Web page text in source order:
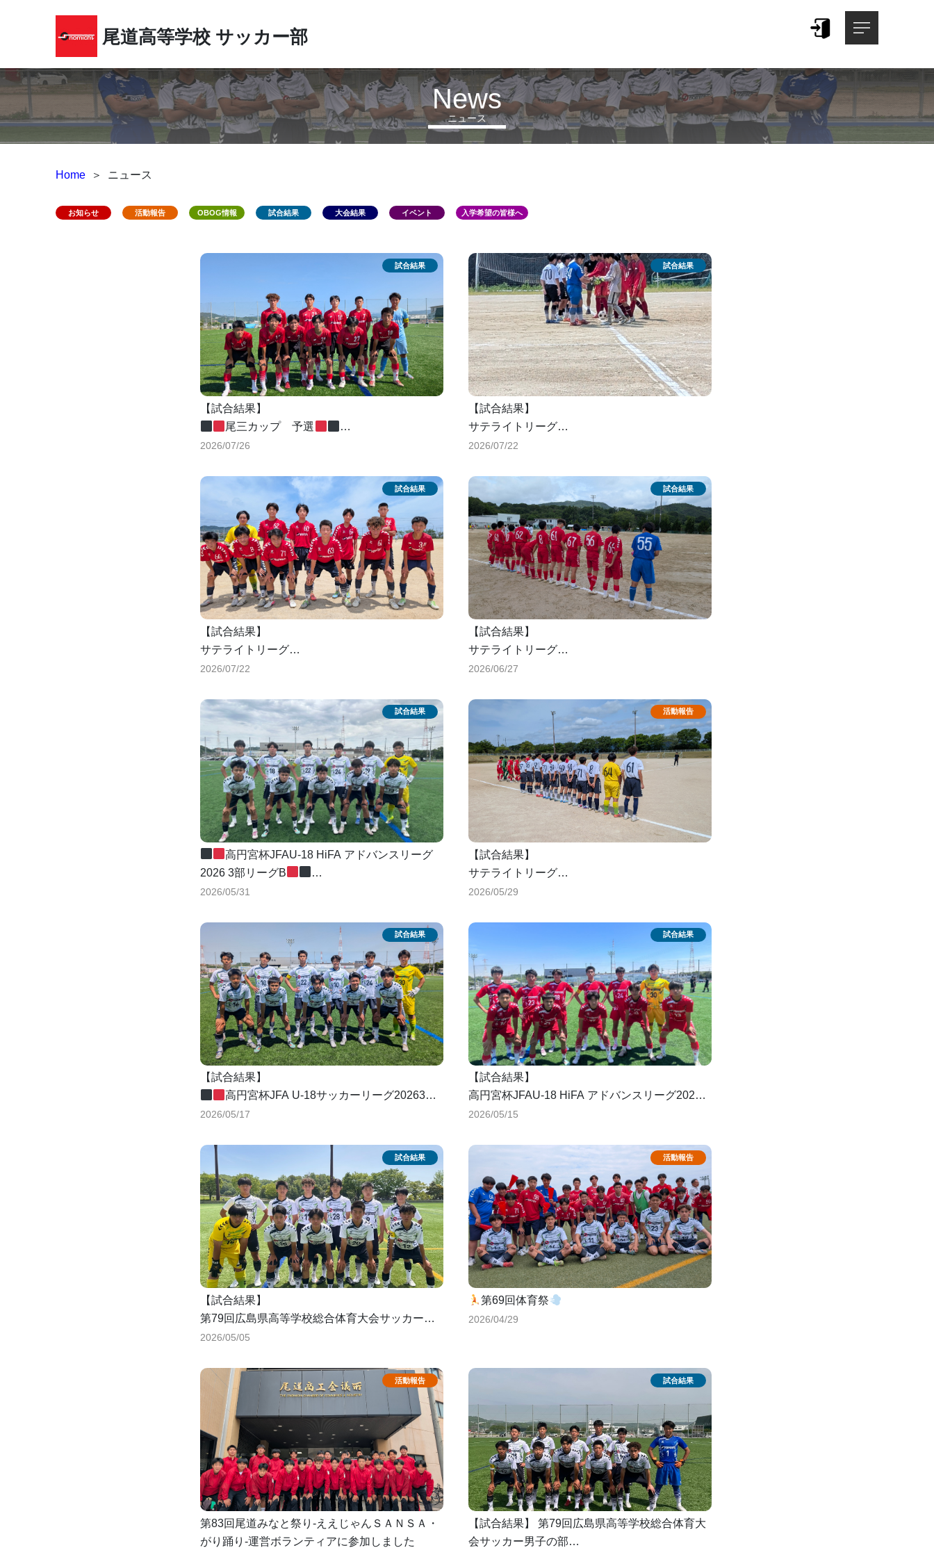
尾道高等学校 サッカー部
ニュース
News
Home ＞ ニュース
【試合結果】
尾三カップ 予選
vs尾道東高校
vs広島商船高等専門学校
2026/07/26
【試合結果】
サテライトリーグ
vs笠岡商業高校
0-1
total
0-5
2026/07/22
【試合結果】
サテライトリーグ
vsおかやま山陽高等学校
1-1
total
1-2
2026/07/22
【試合結果】
サテライトリーグ
vs如水館高校
vs如水館高校
total
0-4
2026/06/27
高円宮杯JFAU-18 HiFA アドバンスリーグ
2026 3部リーグB
第4節
2026/05/31
【試合結果】
サテライトリーグ
vs葦陽高校
vs盈進高校
2026/05/29
【試合結果】
高円宮杯JFA U-18サッカーリーグ20263部
リーグB
2026/05/17
【試合結果】
高円宮杯JFAU-18 HiFA アドバンスリーグ2026 3
部リーグB第2節
サテライトリーグs1 2026第1節
2026/05/15
【試合結果】
第79回広島県高等学校総合体育大会サッカー男
子の部
2026/05/05
第69回体育祭
2026/04/29
第83回尾道みなと祭り-ええじゃんＳＡＮＳＡ・
がり踊り-運営ボランティアに参加しました
【試合結果】 第79回広島県高等学校総合体育大
会サッカー男子の部